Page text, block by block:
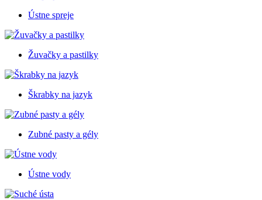
Ústne spreje
Žuvačky a pastilky
Škrabky na jazyk
Zubné pasty a gély
Ústne vody